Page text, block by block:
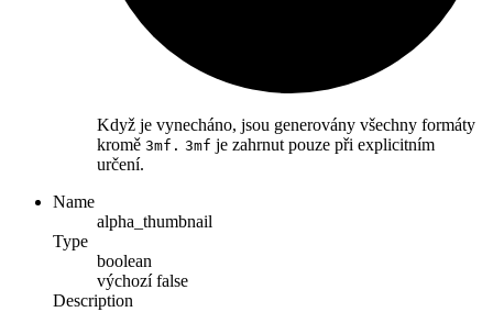
Když je vynecháno, jsou generovány všechny formáty
kromě 3mf. 3mf je zahrnut pouze při explicitním
určení.
Name
alpha_thumbnail
Type
boolean
výchozí false
Description